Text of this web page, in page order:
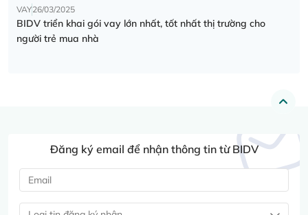
VAY26/03/2025
BIDV triển khai gói vay lớn nhất, tốt nhất thị trường cho
người trẻ mua nhà
Đăng ký email để nhận thông tin từ BIDV